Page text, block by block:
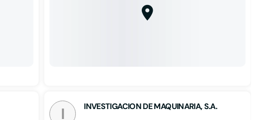
I INVESTIGACION DE MAQUINARIA, S.A.